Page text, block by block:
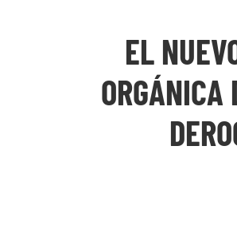
EL
ORGÁNICA